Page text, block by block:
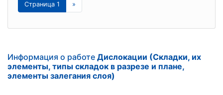
Страница 1 »
Информация о работе Дислокации (Складки, их
элементы, типы складок в разрезе и плане,
элементы залегания слоя)